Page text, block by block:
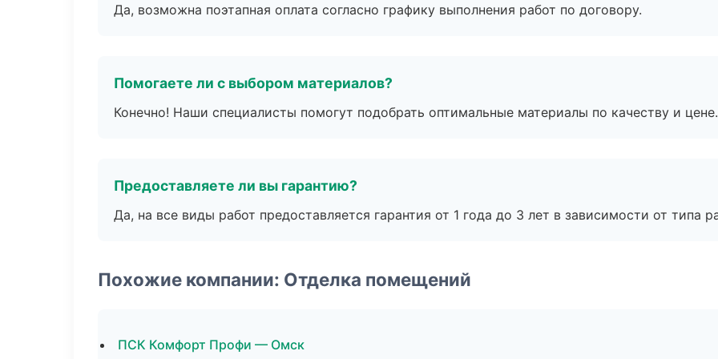
Да, возможна поэтапная оплата согласно графику выполнения работ по договору.
Помогаете ли с выбором материалов?
Конечно! Наши специалисты помогут подобрать оптимальные материалы по качеству и цене.
Предоставляете ли вы гарантию?
Да, на все виды работ предоставляется гарантия от 1 года до 3 лет в зависимости от типа
Похожие компании: Отделка помещений
ПСК Комфорт Профи — Омск